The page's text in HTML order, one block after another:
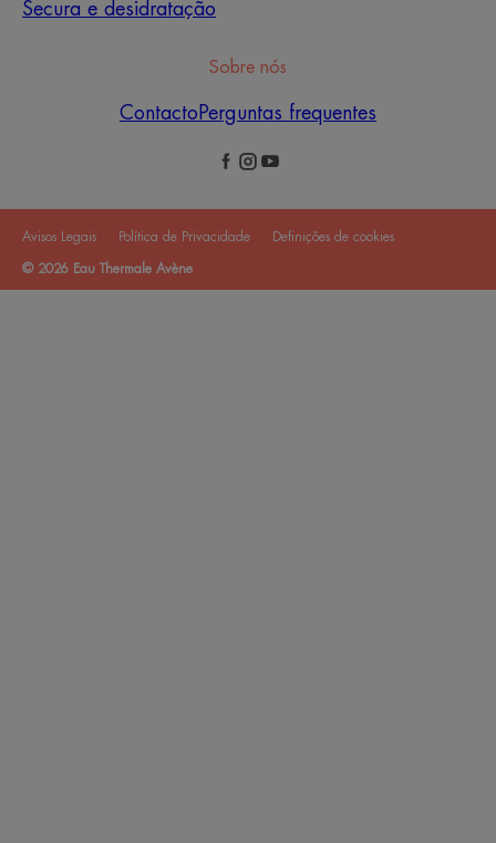
Secura e desidratação
Sobre nós
Contacto Perguntas frequentes
Avisos Legais Política de Privacidade Definições de cookies
© 2026 Eau Thermale Avène